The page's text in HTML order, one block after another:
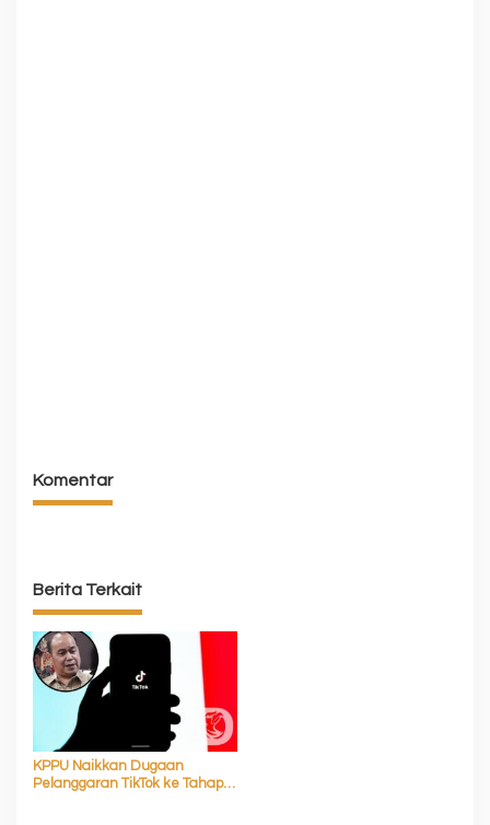
Komentar
Berita Terkait
KPPU Naikkan Dugaan
Pelanggaran TikTok ke Tahap